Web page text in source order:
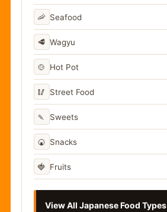
🦐 Seafood
🥩 Wagyu
🍲 Hot Pot
🥢 Street Food
🍡 Sweets
🍘 Snacks
🍓 Fruits
View All Japanese Food Types